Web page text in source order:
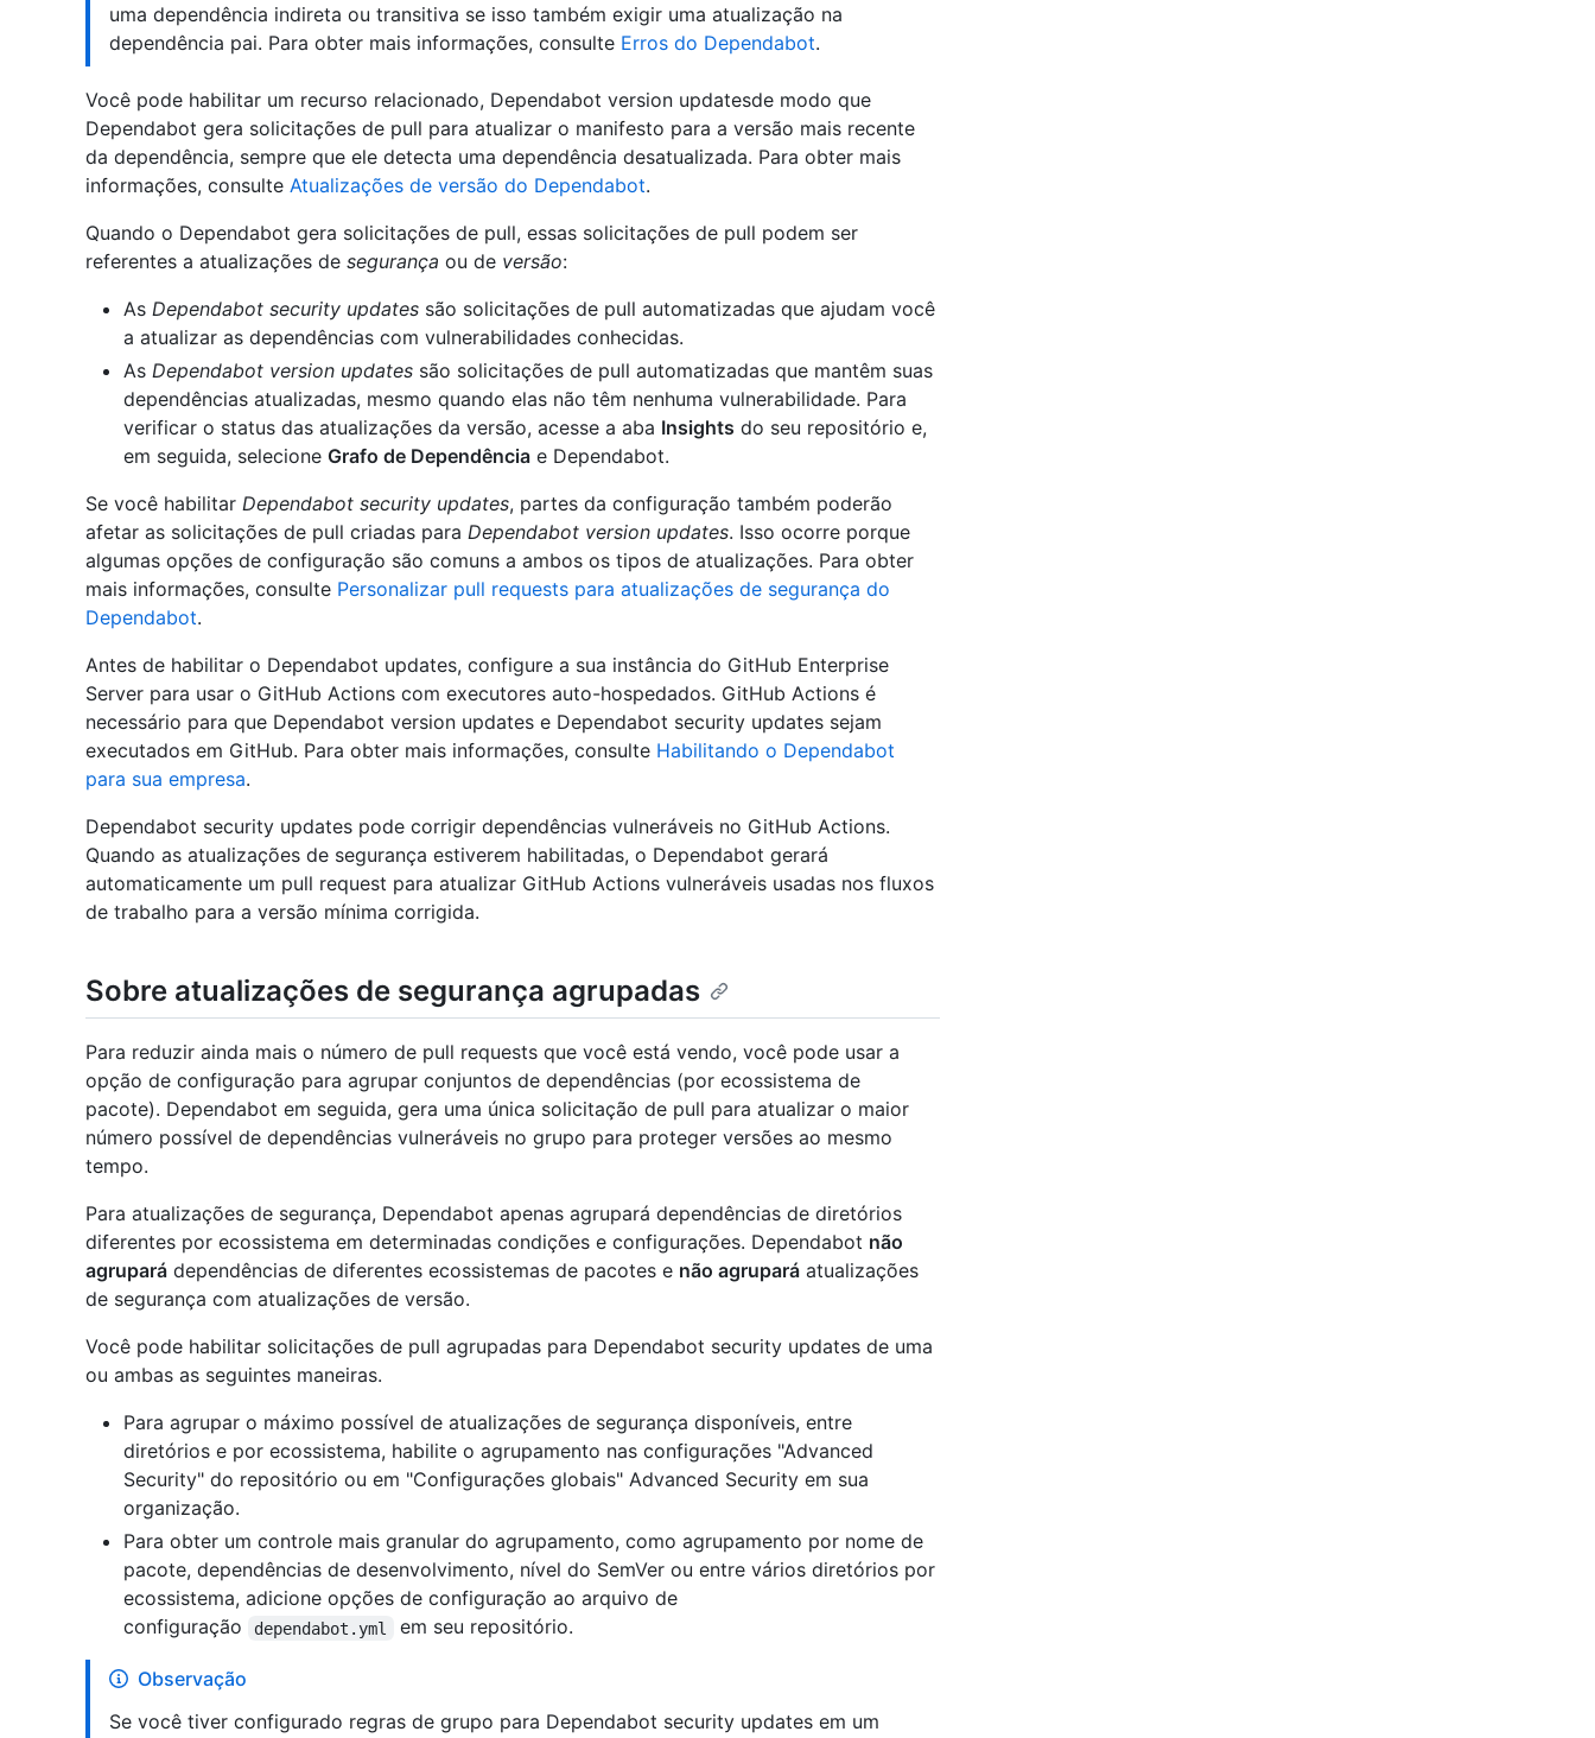
uma dependência indireta ou transitiva se isso também exigir uma atualização na
dependência pai. Para obter mais informações, consulte Erros do Dependabot.
Você pode habilitar um recurso relacionado, Dependabot version updatesde modo que
Dependabot gera solicitações de pull para atualizar o manifesto para a versão mais recente
da dependência, sempre que ele detecta uma dependência desatualizada. Para obter mais
informações, consulte Atualizações de versão do Dependabot.
Quando o Dependabot gera solicitações de pull, essas solicitações de pull podem ser
referentes a atualizações de segurança ou de versão:
As Dependabot security updates são solicitações de pull automatizadas que ajudam você
a atualizar as dependências com vulnerabilidades conhecidas.
As Dependabot version updates são solicitações de pull automatizadas que mantêm suas
dependências atualizadas, mesmo quando elas não têm nenhuma vulnerabilidade. Para
verificar o status das atualizações da versão, acesse a aba Insights do seu repositório e,
em seguida, selecione Grafo de Dependência e Dependabot.
Se você habilitar Dependabot security updates, partes da configuração também poderão
afetar as solicitações de pull criadas para Dependabot version updates. Isso ocorre porque
algumas opções de configuração são comuns a ambos os tipos de atualizações. Para obter
mais informações, consulte Personalizar pull requests para atualizações de segurança do
Dependabot.
Antes de habilitar o Dependabot updates, configure a sua instância do GitHub Enterprise
Server para usar o GitHub Actions com executores auto-hospedados. GitHub Actions é
necessário para que Dependabot version updates e Dependabot security updates sejam
executados em GitHub. Para obter mais informações, consulte Habilitando o Dependabot
para sua empresa.
Dependabot security updates pode corrigir dependências vulneráveis no GitHub Actions.
Quando as atualizações de segurança estiverem habilitadas, o Dependabot gerará
automaticamente um pull request para atualizar GitHub Actions vulneráveis usadas nos fluxos
de trabalho para a versão mínima corrigida.
Sobre atualizações de segurança agrupadas
Para reduzir ainda mais o número de pull requests que você está vendo, você pode usar a
opção de configuração para agrupar conjuntos de dependências (por ecossistema de
pacote). Dependabot em seguida, gera uma única solicitação de pull para atualizar o maior
número possível de dependências vulneráveis no grupo para proteger versões ao mesmo
tempo.
Para atualizações de segurança, Dependabot apenas agrupará dependências de diretórios
diferentes por ecossistema em determinadas condições e configurações. Dependabot não
agrupará dependências de diferentes ecossistemas de pacotes e não agrupará atualizações
de segurança com atualizações de versão.
Você pode habilitar solicitações de pull agrupadas para Dependabot security updates de uma
ou ambas as seguintes maneiras.
Para agrupar o máximo possível de atualizações de segurança disponíveis, entre
diretórios e por ecossistema, habilite o agrupamento nas configurações "Advanced
Security" do repositório ou em "Configurações globais" Advanced Security em sua
organização.
Para obter um controle mais granular do agrupamento, como agrupamento por nome de
pacote, dependências de desenvolvimento, nível do SemVer ou entre vários diretórios por
ecossistema, adicione opções de configuração ao arquivo de
configuração
dependabot.yml em seu repositório.
Observação
Se você tiver configurado regras de grupo para Dependabot security updates em um